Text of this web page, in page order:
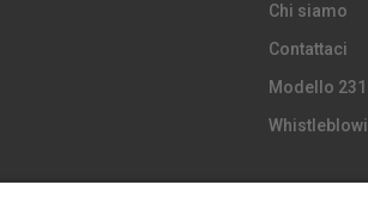
Chi siamo
Contattaci
Modello 231